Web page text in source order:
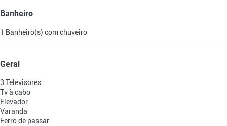
Banheiro
1 Banheiro(s) com chuveiro
Geral
3 Televisores
Tv à cabo
Elevador
Varanda
Ferro de passar